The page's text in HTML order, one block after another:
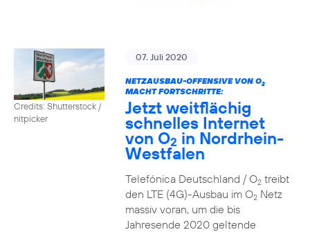
Credits: Shutterstock /
nitpicker
07. Juli 2020
NETZAUSBAU-OFFENSIVE VON O2
MACHT FORTSCHRITTE:
Jetzt weitflächig
schnelles Internet
von O2 in Nordrhein-
Westfalen
Telefónica Deutschland / O2treibt
den LTE (4G)-Ausbau im O2Netz
massiv voran, um die bis
Jahresende 2020 geltende